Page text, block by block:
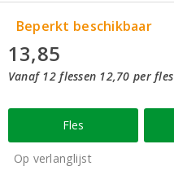
Beperkt beschikbaar
13,85
Vanaf 12 flessen 12,70 per fles
Fles
Op verlanglijst